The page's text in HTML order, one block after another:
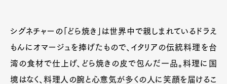
シグネチャーの「どら焼き」は世界中で親しまれているドラえ
もんにオマージュを捧げたもので、イタリアの伝統料理を台
湾の食材で仕上げ、どら焼きの皮で包んだ一品。料理に国
境はなく、料理人の腕と心意気が多くの人に笑顔を届けるこ